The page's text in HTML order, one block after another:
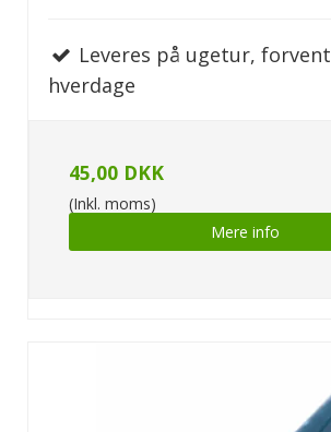
Leveres på ugetur,
hverdage
45,00 DKK
(Inkl. moms)
Mere info